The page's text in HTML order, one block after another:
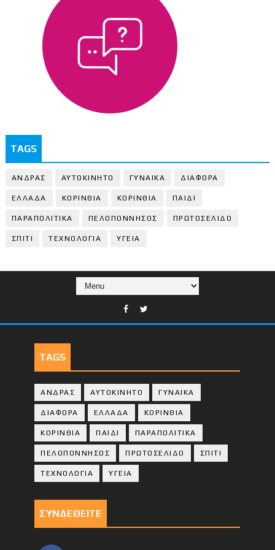
TAGS
ΑΝΔΡΑΣ ΑΥΤΟΚΙΝΗΤΟ ΓΥΝΑΙΚΑ ΔΙΑΦΟΡΑ
ΕΛΛΑΔΑ ΚΟΡΙΝΘΙΑ ΚΟΡΙΝΘΙA ΠΑΙΔΙ
ΠΑΡΑΠΟΛΙΤΙΚΑ ΠΕΛΟΠΟΝΝΗΣΟΣ ΠΡΩΤΟΣΕΛΙΔΟ
ΣΠΙΤΙ ΤΕΧΝΟΛΟΓΙΑ ΥΓΕΙΑ
TAGS
ΑΝΔΡΑΣ ΑΥΤΟΚΙΝΗΤΟ ΓΥΝΑΙΚΑ
ΔΙΑΦΟΡΑ ΕΛΛΑΔΑ ΚΟΡΙΝΘΙΑ
ΚΟΡΙΝΘΙA ΠΑΙΔΙ ΠΑΡΑΠΟΛΙΤΙΚΑ
ΠΕΛΟΠΟΝΝΗΣΟΣ ΠΡΩΤΟΣΕΛΙΔΟ ΣΠΙΤΙ
ΤΕΧΝΟΛΟΓΙΑ ΥΓΕΙΑ
ΣΥΝΔΕΘΕΙΤΕ